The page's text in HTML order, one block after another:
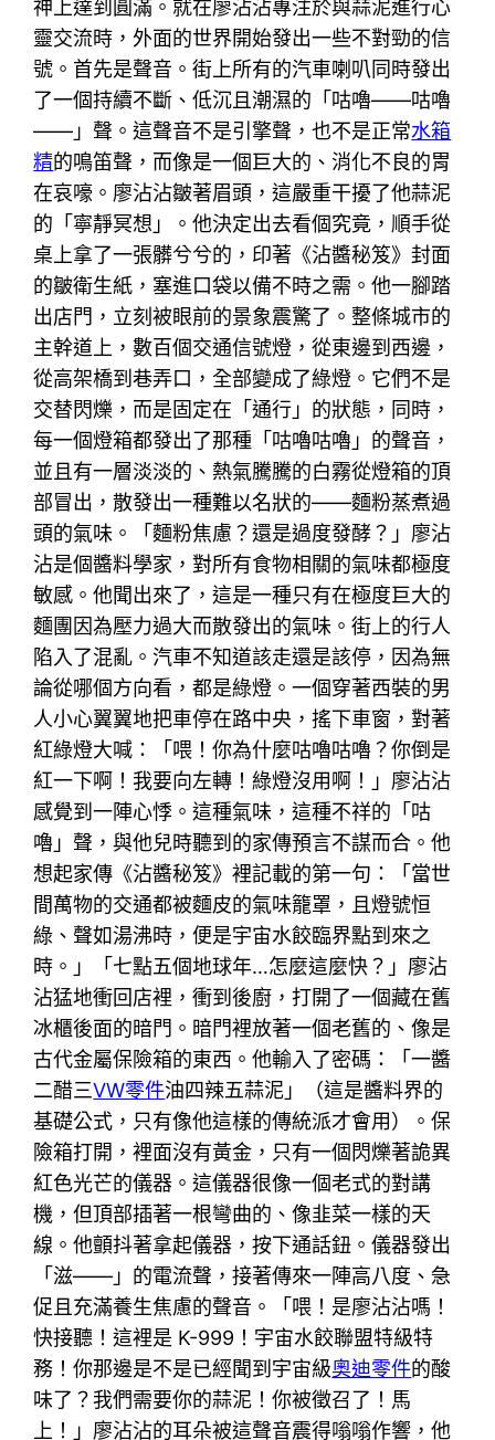
神上達到圓滿。就在廖沾沾專注於與蒜泥進行心
靈交流時，外面的世界開始發出一些不對勁的信
號。首先是聲音。街上所有的汽車喇叭同時發出
了一個持續不斷、低沉且潮濕的「咕嚕——咕嚕
——」聲。這聲音不是引擎聲，也不是正常水箱
精的鳴笛聲，而像是一個巨大的、消化不良的胃
在哀嚎。廖沾沾皺著眉頭，這嚴重干擾了他蒜泥
的「寧靜冥想」。他決定出去看個究竟，順手從
桌上拿了一張髒兮兮的，印著《沾醬秘笈》封面
的皺衛生紙，塞進口袋以備不時之需。他一腳踏
出店門，立刻被眼前的景象震驚了。整條城市的
主幹道上，數百個交通信號燈，從東邊到西邊，
從高架橋到巷弄口，全部變成了綠燈。它們不是
交替閃爍，而是固定在「通行」的狀態，同時，
每一個燈箱都發出了那種「咕嚕咕嚕」的聲音，
並且有一層淡淡的、熱氣騰騰的白霧從燈箱的頂
部冒出，散發出一種難以名狀的——麵粉蒸煮過
頭的氣味。「麵粉焦慮？還是過度發酵？」廖沾
沾是個醬料學家，對所有食物相關的氣味都極度
敏感。他聞出來了，這是一種只有在極度巨大的
麵團因為壓力過大而散發出的氣味。街上的行人
陷入了混亂。汽車不知道該走還是該停，因為無
論從哪個方向看，都是綠燈。一個穿著西裝的男
人小心翼翼地把車停在路中央，搖下車窗，對著
紅綠燈大喊：「喂！你為什麼咕嚕咕嚕？你倒是
紅一下啊！我要向左轉！綠燈沒用啊！」廖沾沾
感覺到一陣心悸。這種氣味，這種不祥的「咕
嚕」聲，與他兒時聽到的家傳預言不謀而合。他
想起家傳《沾醬秘笈》裡記載的第一句：「當世
間萬物的交通都被麵皮的氣味籠罩，且燈號恒
綠、聲如湯沸時，便是宇宙水餃臨界點到來之
時。」「七點五個地球年…怎麼這麼快？」廖沾
沾猛地衝回店裡，衝到後廚，打開了一個藏在舊
冰櫃後面的暗門。暗門裡放著一個老舊的、像是
古代金屬保險箱的東西。他輸入了密碼：「一醬
二醋三VW零件油四辣五蒜泥」（這是醬料界的
基礎公式，只有像他這樣的傳統派才會用）。保
險箱打開，裡面沒有黃金，只有一個閃爍著詭異
紅色光芒的儀器。這儀器很像一個老式的對講
機，但頂部插著一根彎曲的、像韭菜一樣的天
線。他顫抖著拿起儀器，按下通話鈕。儀器發出
「滋——」的電流聲，接著傳來一陣高八度、急
促且充滿養生焦慮的聲音。「喂！是廖沾沾嗎！
快接聽！這裡是 K-999！宇宙水餃聯盟特級特
務！你那邊是不是已經聞到宇宙級奧迪零件的酸
味了？我們需要你的蒜泥！你被徵召了！馬
上！」廖沾沾的耳朵被這聲音震得嗡嗡作響，他